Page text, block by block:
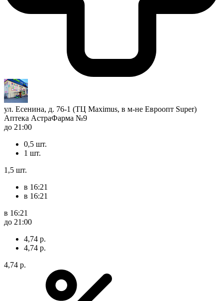
ул. Есенина, д. 76-1 (ТЦ Maximus, в м-не Евроопт Super)
Аптека АстраФарма №9
до 21:00
0,5 шт.
1 шт.
1,5 шт.
в 16:21
в 16:21
в 16:21
до 21:00
4,74 р.
4,74 р.
4,74 р.